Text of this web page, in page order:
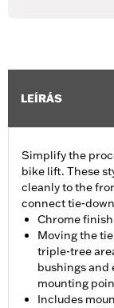
LEÍRÁS
Simplify the
bike lift. These
cleanly to the
connect tie-
Chrome finish
Moving the
triple-tree
bushings and
mounting
Includes